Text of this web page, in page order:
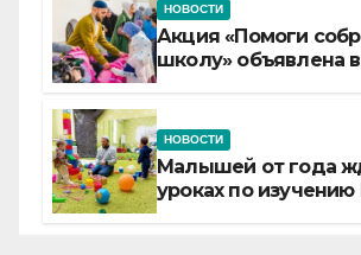
НОВОСТИ
Акция «Помоги
школу» объявлена в
НОВОСТИ
Малышей от года
уроках по изучению